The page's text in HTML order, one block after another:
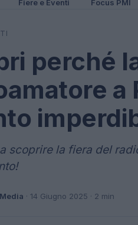
Fiere e Eventi Focus PMI
perché
a
scoprire la fiera del
· 14 Giugno 2025 · 2 min